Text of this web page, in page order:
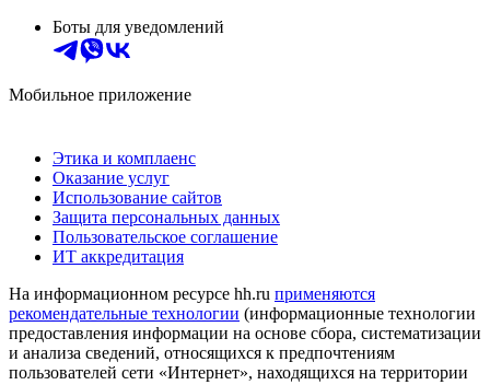
Боты для уведомлений
Мобильное приложение
Этика и комплаенс
Оказание услуг
Использование сайтов
Защита персональных данных
Пользовательское соглашение
ИТ аккредитация
На информационном ресурсе hh.ru применяются
рекомендательные технологии (информационные технологии
предоставления информации на основе сбора, систематизации
и анализа сведений, относящихся к предпочтениям
пользователей сети «Интернет», находящихся на территории